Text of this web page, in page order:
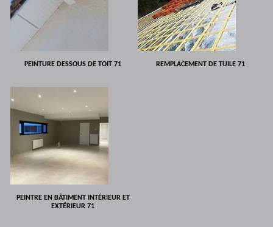
PEINTURE DESSOUS DE TOIT 71 REMPLACEMENT DE TUILE 71
PEINTRE EN BÂTIMENT INTÉRIEUR ET
EXTÉRIEUR 71